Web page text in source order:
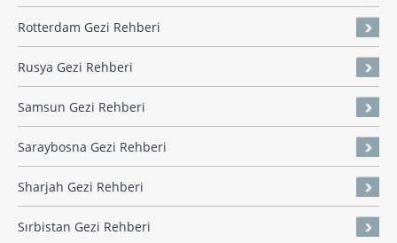
Rotterdam Gezi Rehberi
Rusya Gezi Rehberi
Samsun Gezi Rehberi
Saraybosna Gezi Rehberi
Sharjah Gezi Rehberi
Sırbistan Gezi Rehberi